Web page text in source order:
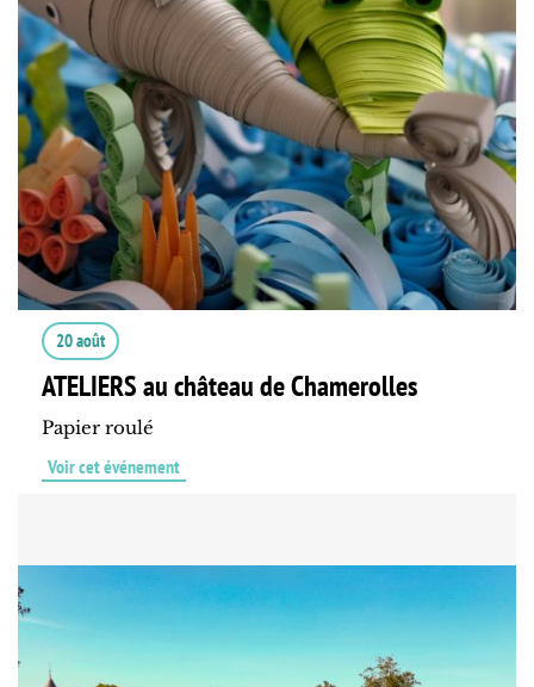
20 août
ATELIERS au château de Chamerolles
Papier roulé
Voir cet événement